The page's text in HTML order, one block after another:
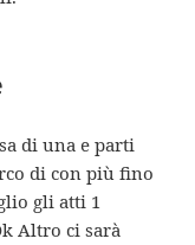
di una e parti
di con più fino
gli atti 1
Altro ci sarà